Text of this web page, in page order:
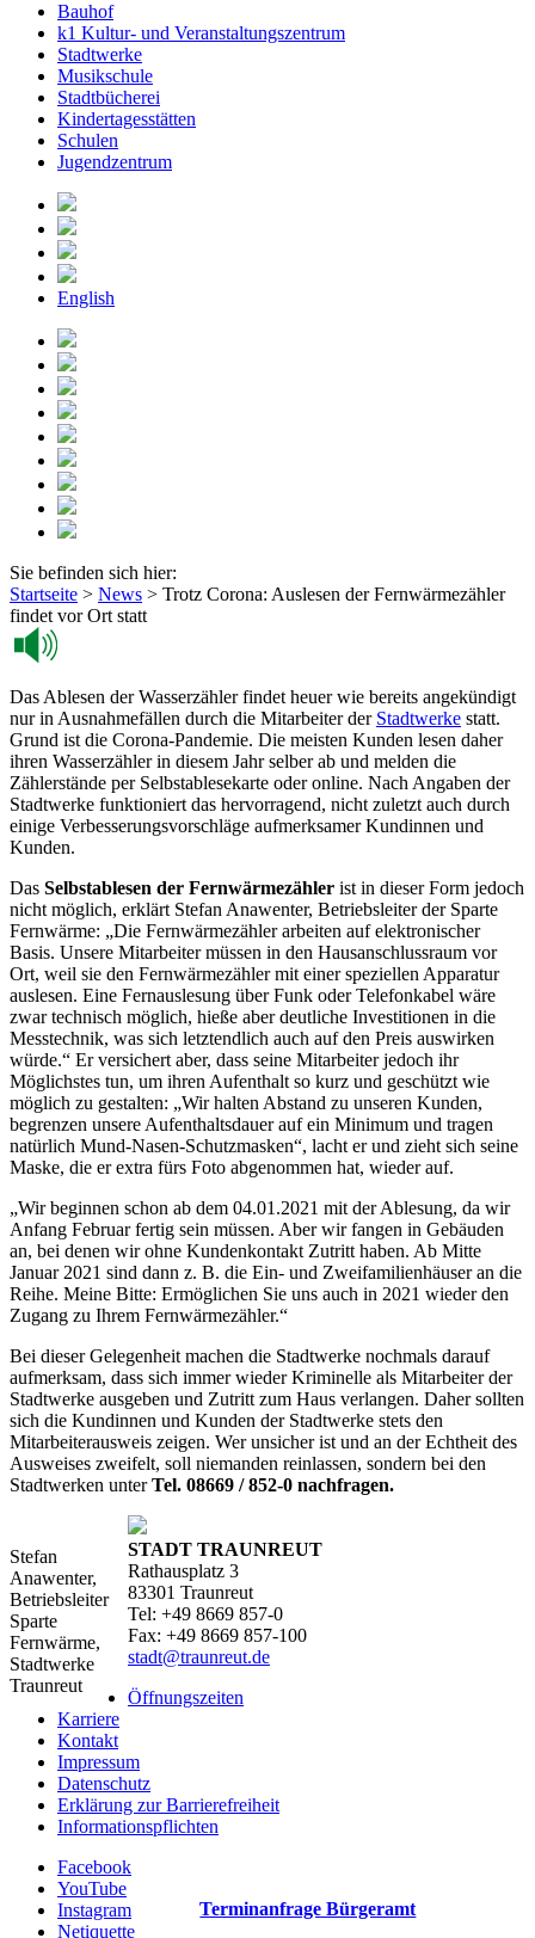
Bauhof
k1 Kultur- und Veranstaltungszentrum
Stadtwerke
Musikschule
Stadtbücherei
Kindertagesstätten
Schulen
Jugendzentrum
English
Sie befinden sich hier:
Startseite > News > Trotz Corona: Auslesen der Fernwärmezähler
findet vor Ort statt
Das Ablesen der Wasserzähler findet heuer wie bereits angekündigt
nur in Ausnahmefällen durch die Mitarbeiter der Stadtwerke statt.
Grund ist die Corona-Pandemie. Die meisten Kunden lesen daher
ihren Wasserzähler in diesem Jahr selber ab und melden die
Zählerstände per Selbstablesekarte oder online. Nach Angaben der
Stadtwerke funktioniert das hervorragend, nicht zuletzt auch durch
einige Verbesserungsvorschläge aufmerksamer Kundinnen und
Kunden.
Das Selbstablesen der Fernwärmezähler ist in dieser Form jedoch
nicht möglich, erklärt Stefan Anawenter, Betriebsleiter der Sparte
Fernwärme: „Die Fernwärmezähler arbeiten auf elektronischer
Basis. Unsere Mitarbeiter müssen in den Hausanschlussraum vor
Ort, weil sie den Fernwärmezähler mit einer speziellen Apparatur
auslesen. Eine Fernauslesung über Funk oder Telefonkabel wäre
zwar technisch möglich, hieße aber deutliche Investitionen in die
Messtechnik, was sich letztendlich auch auf den Preis auswirken
würde.“ Er versichert aber, dass seine Mitarbeiter jedoch ihr
Möglichstes tun, um ihren Aufenthalt so kurz und geschützt wie
möglich zu gestalten: „Wir halten Abstand zu unseren Kunden,
begrenzen unsere Aufenthaltsdauer auf ein Minimum und tragen
natürlich Mund-Nasen-Schutzmasken“, lacht er und zieht sich seine
Maske, die er extra fürs Foto abgenommen hat, wieder auf.
„Wir beginnen schon ab dem 04.01.2021 mit der Ablesung, da wir
Anfang Februar fertig sein müssen. Aber wir fangen in Gebäuden
an, bei denen wir ohne Kundenkontakt Zutritt haben. Ab Mitte
Januar 2021 sind dann z. B. die Ein- und Zweifamilienhäuser an die
Reihe. Meine Bitte: Ermöglichen Sie uns auch in 2021 wieder den
Zugang zu Ihrem Fernwärmezähler.“
Bei dieser Gelegenheit machen die Stadtwerke nochmals darauf
aufmerksam, dass sich immer wieder Kriminelle als Mitarbeiter der
Stadtwerke ausgeben und Zutritt zum Haus verlangen. Daher sollten
sich die Kundinnen und Kunden der Stadtwerke stets den
Mitarbeiterausweis zeigen. Wer unsicher ist und an der Echtheit des
Ausweises zweifelt, soll niemanden reinlassen, sondern bei den
Stadtwerken unterTel. 08669 / 852-0 nachfragen.
Stefan
Anawenter,
Betriebsleiter
Sparte
Fernwärme,
Stadtwerke
Traunreut
STADT TRAUNREUT
Rathausplatz 3
83301 Traunreut
Tel: +49 8669 857-0
Fax: +49 8669 857-100
stadt@traunreut.de
Öffnungszeiten
Karriere
Kontakt
Impressum
Datenschutz
Erklärung zur Barrierefreiheit
Informationspflichten
Facebook
YouTube
Instagram
Netiquette
Terminanfrage Bürgeramt